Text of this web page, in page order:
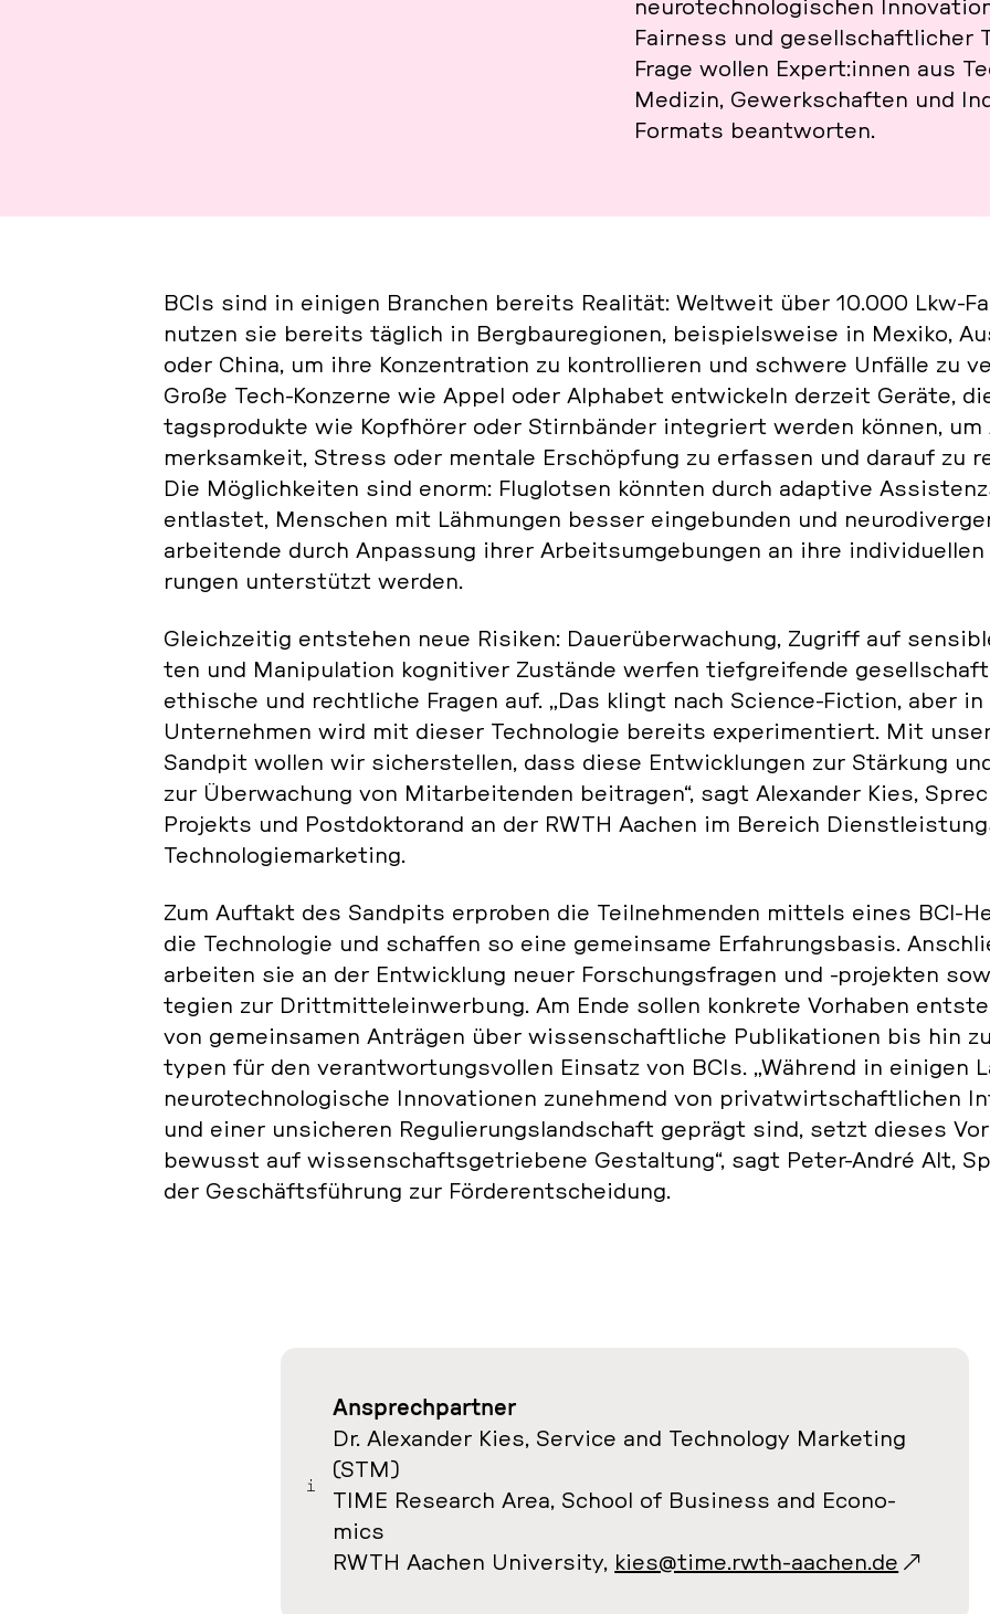
neu­ro­tech­no­lo­gi­schen
Fair­ness und ge­sell­schaft­li­cher
Frage wollen Expert:innen aus
Medizin, Ge­werk­schaf­ten und
Formats be­ant­wor­ten.
BCIs sind in einigen Bran­chen bereits Rea­li­tät: Welt­weit über 10.000 Lkw-
nutzen sie bereits täglich in Berg­bau­re­gio­nen, bei­spiels­wei­se in Mexiko,
oder China, um ihre Kon­zen­tra­ti­on zu kon­trol­lie­ren und schwere Unfälle zu
Große Tech-Kon­zer­ne wie Appel oder Al­pha­bet ent­wi­ckeln derzeit Geräte,
tags­pro­duk­te wie Kopf­hö­rer oder Stirn­bän­der in­te­griert werden können,
merk­sam­keit, Stress oder mentale Er­schöp­fung zu er­fas­sen und darauf zu
Die Mög­lich­kei­ten sind enorm: Flug­lot­sen könnten durch ad­ap­ti­ve
ent­las­tet, Men­schen mit Läh­mun­gen besser ein­ge­bun­den und
ar­bei­ten­de durch An­pas­sung ihrer Ar­beits­um­ge­bun­gen an ihre
run­gen un­ter­stützt werden.
Gleich­zei­tig ent­ste­hen neue Risiken: Dau­er­über­wa­chung, Zugriff auf
ten und Ma­ni­pu­la­ti­on ko­gni­ti­ver Zu­stän­de werfen tief­grei­fen­de
ethi­sche und recht­li­che Fragen auf. „Das klingt nach Science-Fiction, aber
Un­ter­neh­men wird mit dieser Tech­no­lo­gie bereits ex­pe­ri­men­tiert. Mit
Sandpit wollen wir si­cher­stel­len, dass diese Ent­wick­lun­gen zur Stär­kung
zur Über­wa­chung von Mit­ar­bei­ten­den bei­tra­gen“, sagt Alex­an­der Kies,
Pro­jekts und Post­dok­to­rand an der RWTH Aachen im Bereich
Tech­no­lo­gie­mar­ke­ting.
Zum Auftakt des Sand­pits er­pro­ben die Teil­neh­men­den mittels eines BCI-
die Tech­no­lo­gie und schaf­fen so eine ge­mein­sa­me Er­fah­rungs­ba­sis.
ar­bei­ten sie an der Ent­wick­lung neuer For­schungs­fra­gen und -pro­jek­ten
te­gi­en zur Dritt­mit­tel­ein­wer­bung. Am Ende sollen kon­kre­te Vor­ha­ben
von ge­mein­sa­men An­trä­gen über wis­sen­schaft­li­che Pu­bli­ka­tio­nen bis hin
ty­pen für den ver­ant­wor­tungs­vol­len Einsatz von BCIs. „Während in einigen
neu­ro­tech­no­lo­gi­sche In­no­va­tio­nen zu­neh­mend von pri­vat­wirt­schaft­li­chen
und einer un­si­che­ren Re­gu­lie­rungs­land­schaft geprägt sind, setzt dieses
bewusst auf wis­sen­schafts­ge­trie­be­ne Ge­stal­tung“, sagt Peter-André Alt,
der Ge­schäfts­füh­rung zur För­der­ent­schei­dung.
An­sprech­part­ner
Dr. Alex­an­der Kies, Service and Tech­no­lo­gy Mar­ke­ting
(STM)
TIME Re­se­arch Area, School of Busi­ness and Eco­no­
mics
RWTH Aachen Uni­ver­si­ty, kies@time.rwth-aachen.de